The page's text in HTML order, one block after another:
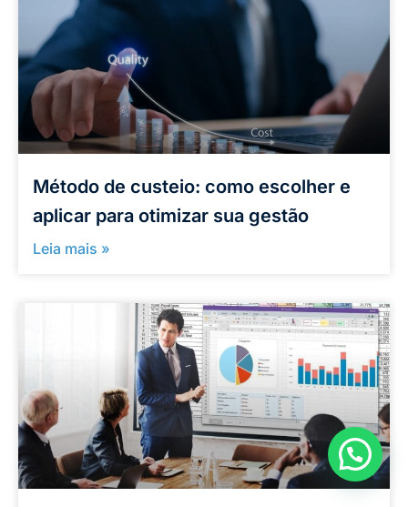
Método de custeio: como escolher e
aplicar para otimizar sua gestão
Leia mais »